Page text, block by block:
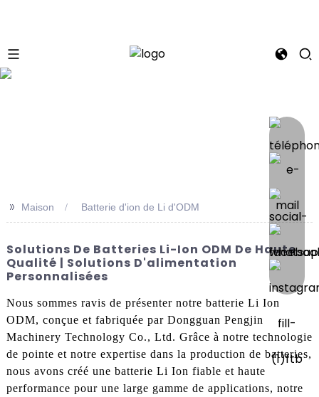
>> Maison Batterie d'ion de Li d'ODM
Solutions De Batteries Li-Ion ODM De Haute
Qualité | Solutions D'alimentation
Personnalisées
Nous sommes ravis de présenter notre batterie Li Ion
ODM, conçue et fabriquée par Dongguan Pengjin
Machinery Technology Co., Ltd. Grâce à notre technologie
de pointe et notre expertise dans la production de batteries,
nous avons créé une batterie Li Ion fiable et haute
performance pour une large gamme de applications, notre